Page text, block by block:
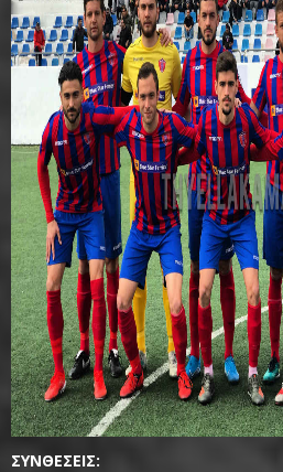
ΣΥΝΘΕΣΕΙΣ: